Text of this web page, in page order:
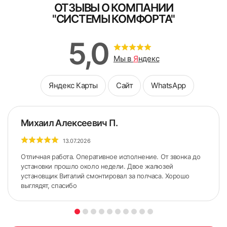
ОТЗЫВЫ О КОМПАНИИ
"СИСТЕМЫ КОМФОРТА"
5,0 Мы в Яндекс
Яндекс Карты Сайт WhatsApp
Михаил Алексеевич П.
13.07.2026
Отличная работа. Оперативное исполнение. От звонка до
установки прошло около недели. Двое жалюзей
установщик Виталий смонтировал за полчаса. Хорошо
выглядят, спасибо